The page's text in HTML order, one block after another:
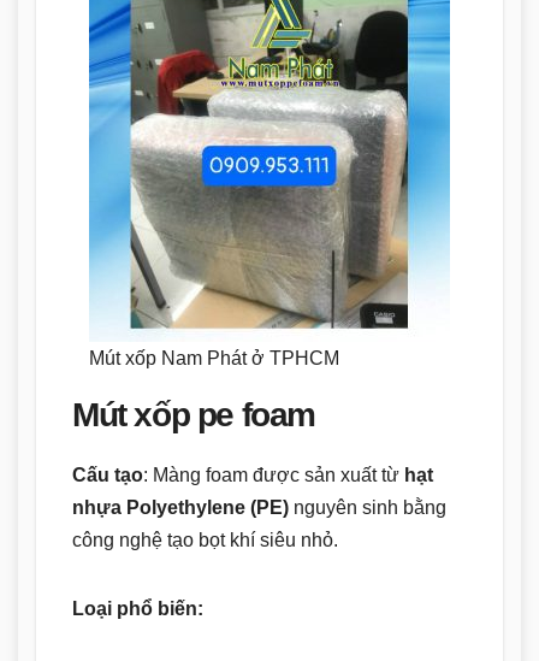
Mút xốp Nam Phát ở TPHCM
Mút xốp pe foam
Cấu tạo: Màng foam được sản xuất từ hạt
nhựa Polyethylene (PE) nguyên sinh bằng
công nghệ tạo bọt khí siêu nhỏ.
Loại phổ biến: